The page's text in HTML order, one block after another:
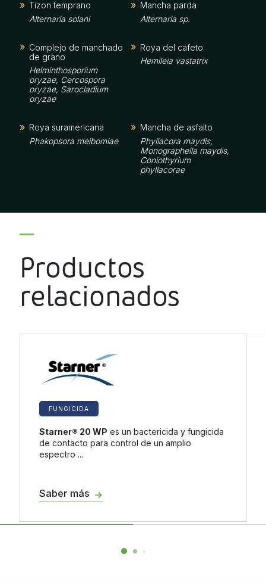
Tizon temprano
Alternaria solani
Mancha parda
Alternaria sp.
Complejo de manchado
de grano
Helminthosporium
oryzae, Cercospora
oryzae, Sarocladium
oryzae
Roya del cafeto
Hemileia vastatrix
Roya suramericana
Phakopsora meibomiae
Mancha de asfalto
Phyllacora maydis,
Monographella maydis,
Coniothyrium
phyllacorae
Pseudocercospora
Sphaeroteca pannosa
Productos
relacionados
FUNGICIDA
Starner® 20 WP es un bactericida y fungicida
de contacto para control de un amplio
espectro ...
Saber más